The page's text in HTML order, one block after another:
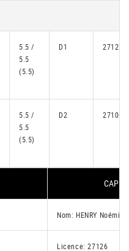
5.5 /
5.5
(5.5)
D1 27122
5.5 /
5.5
(5.5)
D2 27106
Nom: HENRY Noémie
Licence: 27126